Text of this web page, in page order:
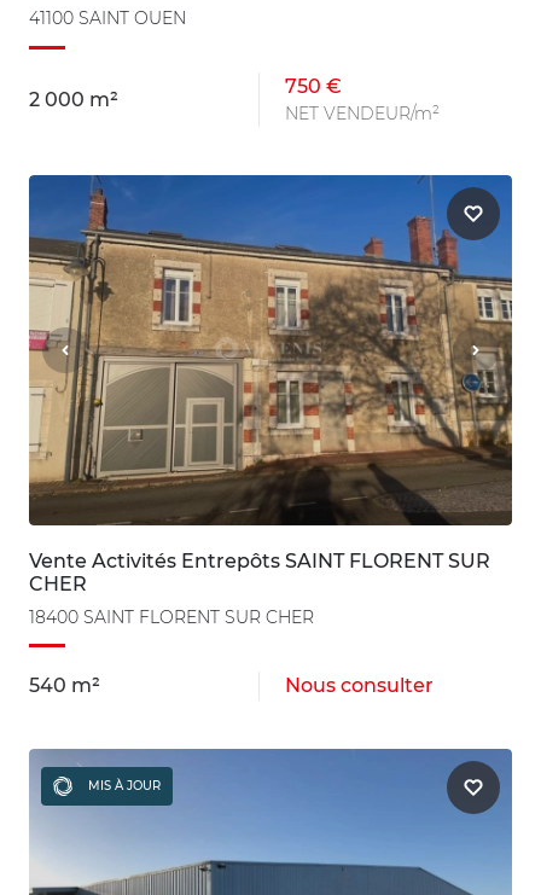
41100 SAINT OUEN
2 000 m²
750 €
NET VENDEUR/m²
Vente Activités Entrepôts SAINT FLORENT SUR
CHER
18400 SAINT FLORENT SUR CHER
540 m² Nous consulter
MIS À JOUR